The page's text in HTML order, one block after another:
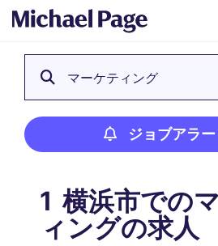
マーケティング
ジョブアラ
1 横浜市での
ィングの求人